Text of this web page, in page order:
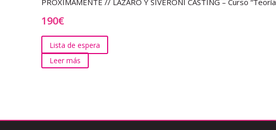
PRÓXIMAMENTE // LÁZARO Y SIVERONI CASTING – Curso
190€
Lista de espera
Leer más